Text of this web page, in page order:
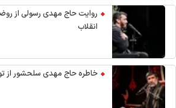
روایت حاج مهدی رسولی از
انقلاب
خاطره حاج مهدی سلحشور از